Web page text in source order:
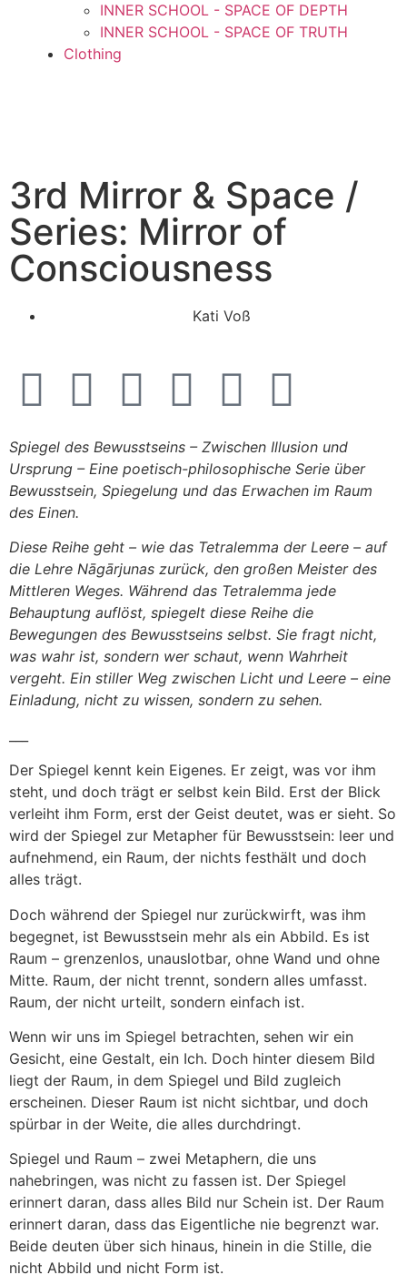
INNER SCHOOL - SPACE OF DEPTH
INNER SCHOOL - SPACE OF TRUTH
Clothing
3rd Mirror & Space /
Series: Mirror of
Consciousness
Kati Voß
Spiegel des Bewusstseins – Zwischen Illusion und
Ursprung – Eine poetisch-philosophische Serie über
Bewusstsein, Spiegelung und das Erwachen im Raum
des Einen.
Diese Reihe geht – wie das Tetralemma der Leere – auf
die Lehre Nāgārjunas zurück, den großen Meister des
Mittleren Weges. Während das Tetralemma jede
Behauptung auflöst, spiegelt diese Reihe die
Bewegungen des Bewusstseins selbst. Sie fragt nicht,
was wahr ist, sondern wer schaut, wenn Wahrheit
vergeht. Ein stiller Weg zwischen Licht und Leere – eine
Einladung, nicht zu wissen, sondern zu sehen.
Der Spiegel kennt kein Eigenes. Er zeigt, was vor ihm
steht, und doch trägt er selbst kein Bild. Erst der Blick
verleiht ihm Form, erst der Geist deutet, was er sieht. So
wird der Spiegel zur Metapher für Bewusstsein: leer und
aufnehmend, ein Raum, der nichts festhält und doch
alles trägt.
Doch während der Spiegel nur zurückwirft, was ihm
begegnet, ist Bewusstsein mehr als ein Abbild. Es ist
Raum – grenzenlos, unauslotbar, ohne Wand und ohne
Mitte. Raum, der nicht trennt, sondern alles umfasst.
Raum, der nicht urteilt, sondern einfach ist.
Wenn wir uns im Spiegel betrachten, sehen wir ein
Gesicht, eine Gestalt, ein Ich. Doch hinter diesem Bild
liegt der Raum, in dem Spiegel und Bild zugleich
erscheinen. Dieser Raum ist nicht sichtbar, und doch
spürbar in der Weite, die alles durchdringt.
Spiegel und Raum – zwei Metaphern, die uns
nahebringen, was nicht zu fassen ist. Der Spiegel
erinnert daran, dass alles Bild nur Schein ist. Der Raum
erinnert daran, dass das Eigentliche nie begrenzt war.
Beide deuten über sich hinaus, hinein in die Stille, die
nicht Abbild und nicht Form ist.